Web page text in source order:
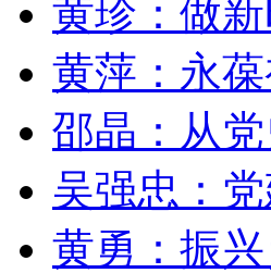
黄珍：做
黄萍：永
邵晶：从
吴强忠：
黄勇：振